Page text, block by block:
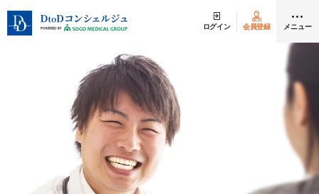
ログイン 会員登録 メニュー
クリニック開業